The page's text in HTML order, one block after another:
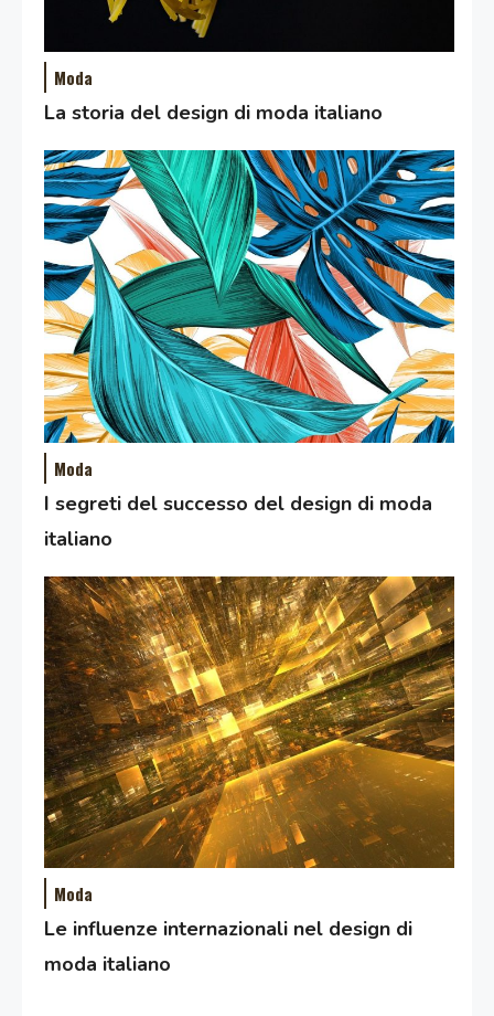
Moda
La storia del design di moda italiano
Moda
I segreti del successo del design di moda
italiano
Moda
Le influenze internazionali nel design di
moda italiano